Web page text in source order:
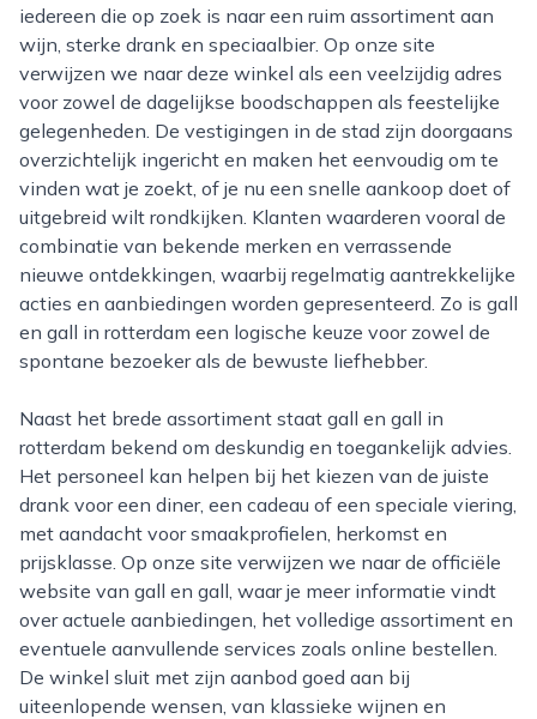
iedereen die op zoek is naar een ruim assortiment aan
wijn, sterke drank en speciaalbier. Op onze site
verwijzen we naar deze winkel als een veelzijdig adres
voor zowel de dagelijkse boodschappen als feestelijke
gelegenheden. De vestigingen in de stad zijn doorgaans
overzichtelijk ingericht en maken het eenvoudig om te
vinden wat je zoekt, of je nu een snelle aankoop doet of
uitgebreid wilt rondkijken. Klanten waarderen vooral de
combinatie van bekende merken en verrassende
nieuwe ontdekkingen, waarbij regelmatig aantrekkelijke
acties en aanbiedingen worden gepresenteerd. Zo is gall
en gall in rotterdam een logische keuze voor zowel de
spontane bezoeker als de bewuste liefhebber.
Naast het brede assortiment staat gall en gall in
rotterdam bekend om deskundig en toegankelijk advies.
Het personeel kan helpen bij het kiezen van de juiste
drank voor een diner, een cadeau of een speciale viering,
met aandacht voor smaakprofielen, herkomst en
prijsklasse. Op onze site verwijzen we naar de officiële
website van gall en gall, waar je meer informatie vindt
over actuele aanbiedingen, het volledige assortiment en
eventuele aanvullende services zoals online bestellen.
De winkel sluit met zijn aanbod goed aan bij
uiteenlopende wensen, van klassieke wijnen en